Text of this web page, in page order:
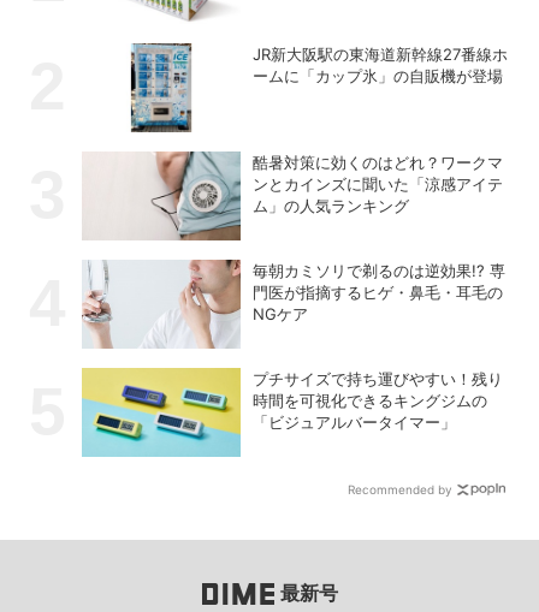
JR新大阪駅の東海道新幹線27番線ホ
ームに「カップ氷」の自販機が登場
酷暑対策に効くのはどれ？ワークマ
ンとカインズに聞いた「涼感アイテ
ム」の人気ランキング
毎朝カミソリで剃るのは逆効果!? 専
門医が指摘するヒゲ・鼻毛・耳毛の
NGケア
プチサイズで持ち運びやすい！残り
時間を可視化できるキングジムの
「ビジュアルバータイマー」
Recommended by
最新号